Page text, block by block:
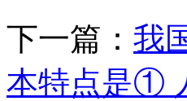
下一篇： 我
本特点是①